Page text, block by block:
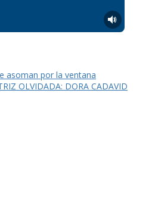
asoman por la ventana
OLVIDADA: DORA CADAVID